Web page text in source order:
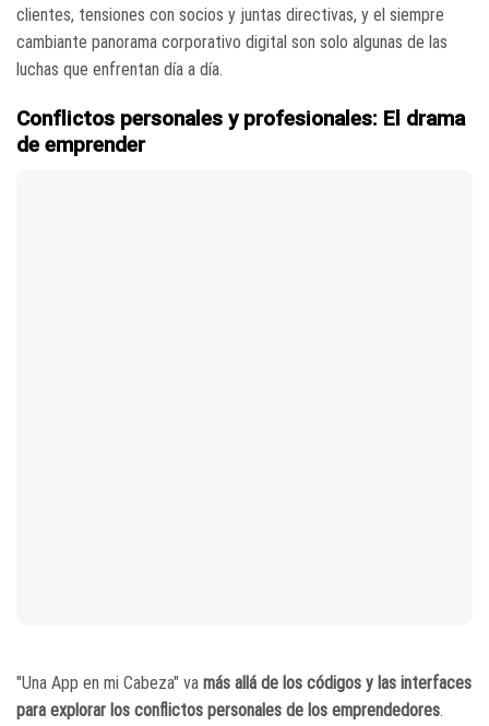
clientes, tensiones con socios y juntas directivas, y el siempre
cambiante panorama corporativo digital son solo algunas de las
luchas que enfrentan día a día.
Conflictos personales y profesionales: El drama
de emprender
"Una App en mi Cabeza" va más allá de los códigos y las interfaces
para explorar los conflictos personales de los emprendedores.